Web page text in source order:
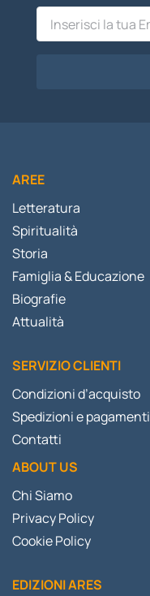
AREE
Letteratura
Spiritualità
Storia
Famiglia & Educazione
Biografie
Attualità
SERVIZIO CLIENTI
Condizioni d’acquisto
Spedizioni e pagamenti
Contatti
ABOUT US
Chi Siamo
Privacy Policy
Cookie Policy
EDIZIONI ARES